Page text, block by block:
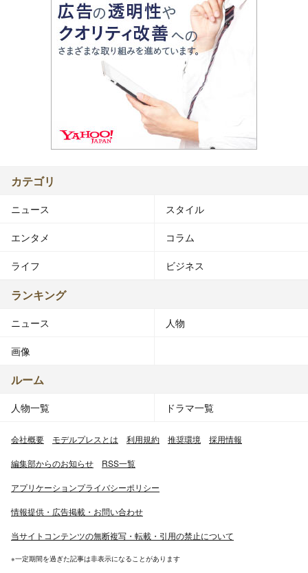
カテゴリ
ニュース スタイル
エンタメ コラム
ライフ ビジネス
ランキング
ニュース 人物
画像
ルーム
人物一覧 ドラマ一覧
会社概要 モデルプレスとは 利用規約 推奨環境 採用情報
編集部からのお知らせ RSS一覧
アプリケーションプライバシーポリシー
情報提供・広告掲載・お問い合わせ
当サイトコンテンツの無断複写・転載・引用の禁止について
※一定期間を過ぎた記事は非表示になることがあります